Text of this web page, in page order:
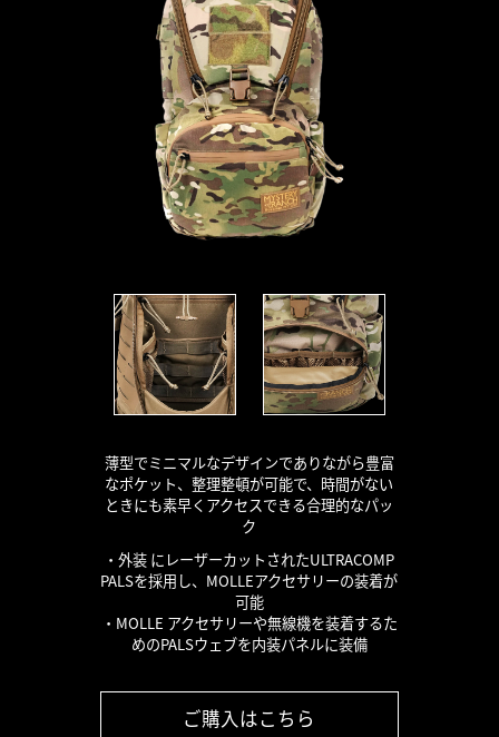
薄型でミニマルなデザインでありながら豊富
なポケット、整理整頓が可能で、時間がない
ときにも素早くアクセスできる合理的なパッ
ク
・外装 にレーザーカットされたULTRACOMP
PALSを採用し、MOLLEアクセサリーの装着が
可能
・MOLLE アクセサリーや無線機を装着するた
めのPALSウェブを内装パネルに装備
ご購入はこちら